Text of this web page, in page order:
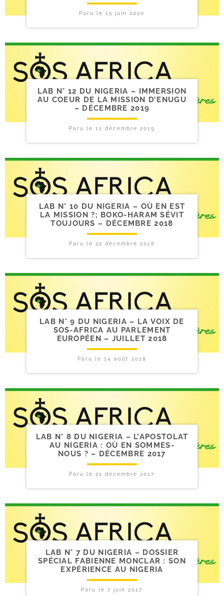
Paru le15 juin 2020
LAB N° 12 DU NIGERIA – IMMERSION
AU COEUR DE LA MISSION D’ENUGU
– DÉCEMBRE 2019
Paru le 11 décembre 2019
LAB N° 10 DU NIGERIA – OÙ EN EST
LA MISSION ?; BOKO-​HARAM SÉVIT
TOUJOURS – DÉCEMBRE 2018
Paru le 22 décembre 2018
LAB N° 9 DU NIGERIA – LA VOIX DE
SOS-​AFRICA AU PARLEMENT
EUROPÉEN – JUILLET 2018
Paru le 14 août 2018
LAB N° 8 DU NIGERIA – L’APOSTOLAT
AU NIGERIA : OÙ EN SOMMES-​
NOUS ? – DÉCEMBRE 2017
Paru le21 décembre 2017
LAB N° 7 DU NIGERIA – DOSSIER
SPÉCIAL FABIENNE MONCLAR : SON
EXPÉRIENCE AU NIGERIA
Paru le7 juin 2017